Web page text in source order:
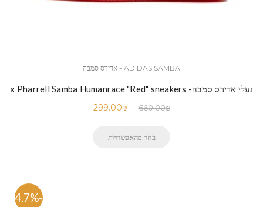
ADIDAS SAMBA - אדידס סמבה
נעלי אדידס סמבה- x Pharrell Samba Humanrace "Red" sneakers
660.00₪
299.00₪
בחר מהאפשרויות
-54.7%